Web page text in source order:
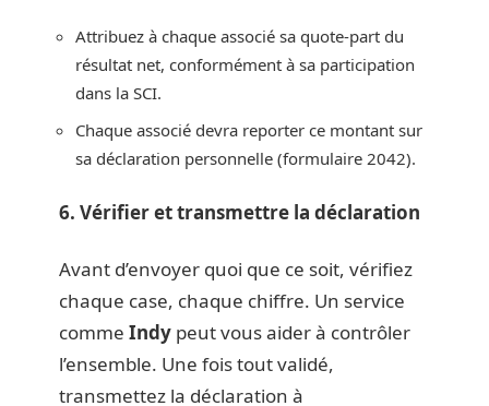
Attribuez à chaque associé sa quote-part du
résultat net, conformément à sa participation
dans la SCI.
Chaque associé devra reporter ce montant sur
sa déclaration personnelle (formulaire 2042).
6. Vérifier et transmettre la déclaration
Avant d’envoyer quoi que ce soit, vérifiez
chaque case, chaque chiffre. Un service
comme Indy peut vous aider à contrôler
l’ensemble. Une fois tout validé,
transmettez la déclaration à